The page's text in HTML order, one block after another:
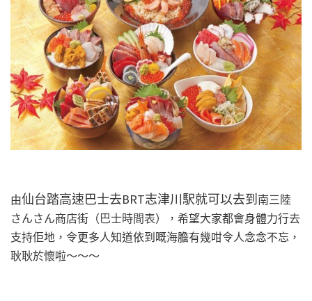
由仙台踏高速巴士去BRT志津川駅就可以去到 南三陸
さんさん商店街（巴士時間表），希望大家都會身體力行去
支持佢地，令更多人知道依到嘅海膽有幾咁令人念念不忘，
耿耿於懷啦～～～